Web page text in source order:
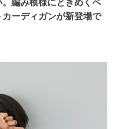
。編み模様にときめくペ
カーディガンが新登場で